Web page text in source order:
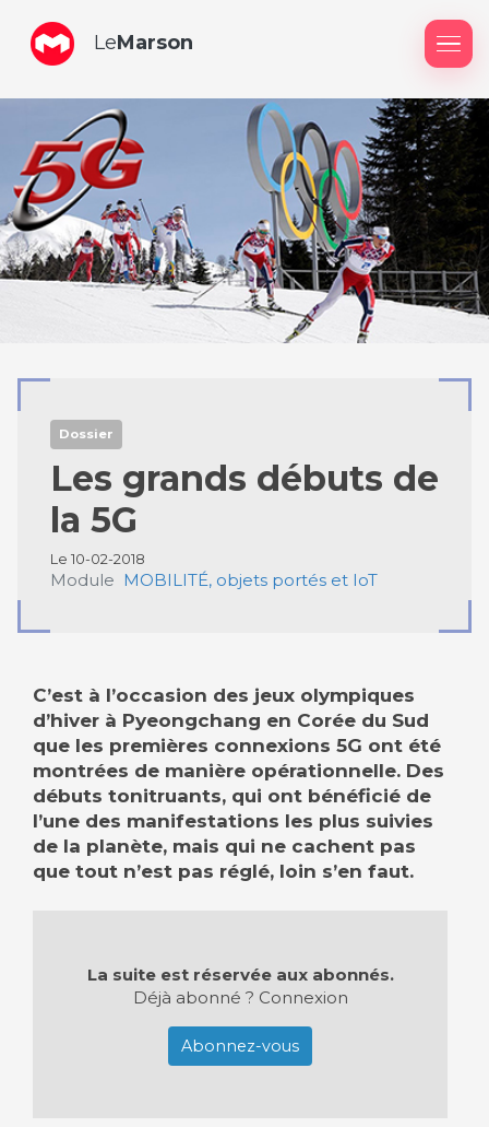
LeMarson
Dossier
Les grands débuts de
la 5G
Le 10-02-2018
Module MOBILITÉ, objets portés et IoT
C’est à l’occasion des jeux olympiques
d’hiver à Pyeongchang en Corée du Sud
que les premières connexions 5G ont été
montrées de manière opérationnelle. Des
débuts tonitruants, qui ont bénéficié de
l’une des manifestations les plus suivies
de la planète, mais qui ne cachent pas
que tout n’est pas réglé, loin s’en faut.
La suite est réservée aux abonnés.
Déjà abonné ? Connexion
Abonnez-vous